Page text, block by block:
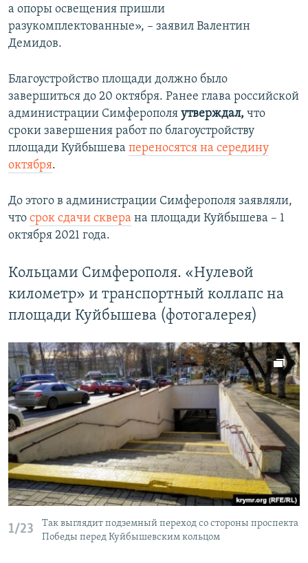
а опоры освещения пришли
разукомплектованные», – заявил Валентин
Демидов.
Благоустройство площади должно было
завершиться до 20 октября. Ранее глава российской
администрации Симферополя утверждал, что
сроки завершения работ по благоустройству
площади Куйбышева переносятся на середину
октября.
До этого в администрации Симферополя заявляли,
что срок сдачи сквера на площади Куйбышева – 1
октября 2021 года.
Кольцами Симферополя. «Нулевой
километр» и транспортный коллапс на
площади Куйбышева (фотогалерея)
1/23
Так выглядит подземный переход со стороны проспекта
Победы перед Куйбышевским кольцом